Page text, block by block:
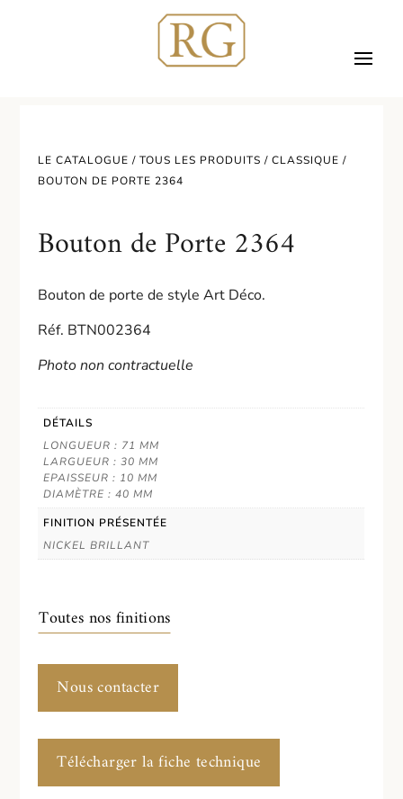
LE CATALOGUE /TOUS LES PRODUITS /CLASSIQUE /
BOUTON DE PORTE 2364
Bouton de Porte 2364
Bouton de porte de style Art Déco.
Réf. BTN002364
Photo non contractuelle
DÉTAILS
LONGUEUR : 71 MM
LARGUEUR : 30 MM
EPAISSEUR : 10 MM
DIAMÈTRE : 40 MM
FINITION PRÉSENTÉE
NICKEL BRILLANT
Toutes nos finitions
Nous contacter
Télécharger la fiche technique